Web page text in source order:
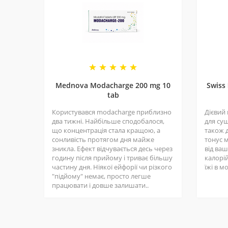
является более селективным агонистом 2-
повысить уровень энергии и улучшить
повышения уровня энергии и улучшения
мин перед физической активностью.
выпить через время в случае
за ней следуют.
Mednova Modacharge 200 mg 10
tab
Користувався modacharge приблизно
два тижні. Найбільше сподобалося,
що концентрація стала кращою, а
сонливість протягом дня майже
зникла. Ефект відчувається десь через
годину після прийому і триває більшу
частину дня. Ніякої ейфорії чи різкого
"підйому" немає, просто легше
працювати і довше залишати..
Дієвий
для
також
тонус
від
їжі в